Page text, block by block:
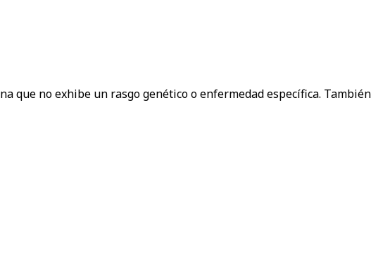
que no exhibe un rasgo genético o enfermedad específica.